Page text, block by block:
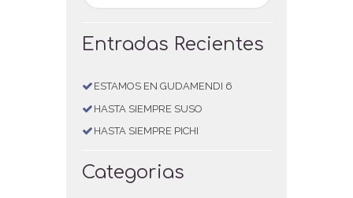
Entradas Recientes
ESTAMOS EN GUDAMENDI 6
HASTA SIEMPRE SUSO
HASTA SIEMPRE PICHI
Categorias